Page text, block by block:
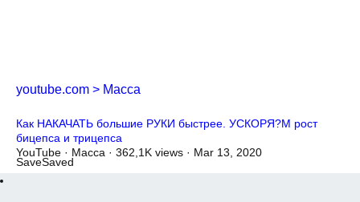
youtube.com > Масса
Как НАКАЧАТЬ большие РУКИ быстрее. УСКОРЯ?М рост
бицепса и трицепса
YouTube · Масса · 362,1K views · Mar 13, 2020
SaveSaved